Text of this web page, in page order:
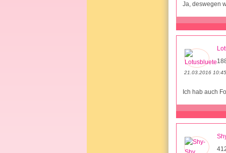
Ja, deswegen
21.03.2016 10:45
Ich hab auch